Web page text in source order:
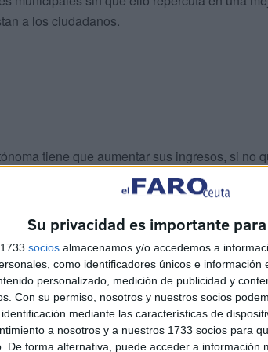
Su privacidad es importante
socios almacenamos y/o accedemos a
como identificadores únicos e
personalizado, medición de publicidad y
Con su permiso, nosotros y nuestros socios
mediante las características de
a nosotros y a nuestros 1733 socios para
De forma alternativa, puede acceder a información
a los ciudadanos.
tiene que aumentar sus ingresos, si no
local. Por eso anda loca buscando nuevos
es el negocio del juego on-line, la
parece que van cogiendo vuelo, no sucede
uno consulta la hemeroteca de “El Faro”
turismo y comentando todo tipo de
de la amplia variedad de recursos
fondos marinos, yacimientos